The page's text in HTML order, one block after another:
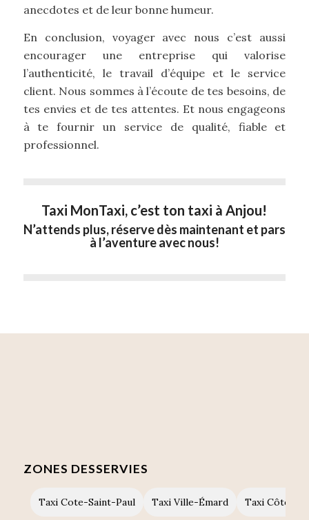
anecdotes et de leur bonne humeur.
En conclusion, voyager avec nous c’est aussi
encourager une entreprise qui valorise
l’authenticité, le travail d’équipe et le service
client. Nous sommes à l’écoute de tes besoins, de
tes envies et de tes attentes. Et nous engageons
à te fournir un service de qualité, fiable et
professionnel.
Taxi MonTaxi, c’est ton taxi à Anjou!
N’attends plus, réserve dès maintenant et pars
à l’aventure avec nous!
ZONES DESSERVIES
Taxi Cote-Saint-Paul Taxi Ville-Émard Taxi Côte-